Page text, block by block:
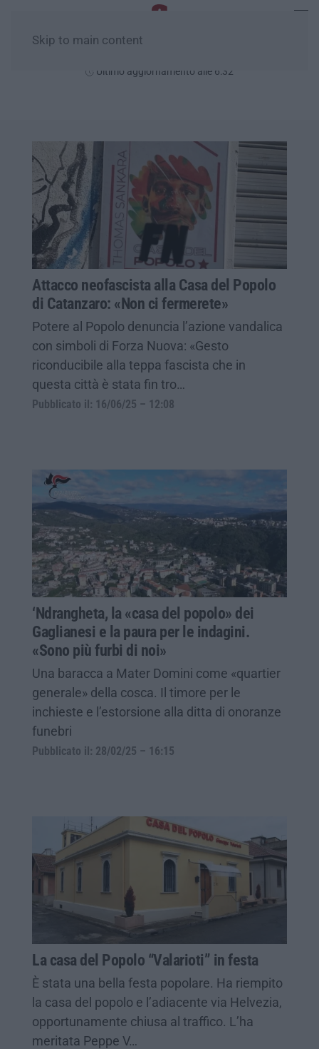
Skip to main content
Ultimo aggiornamento alle 6:32
Attacco neofascista alla Casa del Popolo
di Catanzaro: «Non ci fermerete»
Potere al Popolo denuncia l’azione vandalica
con simboli di Forza Nuova: «Gesto
riconducibile alla teppa fascista che in
questa città è stata fin tro…
Pubblicato il: 16/06/25 – 12:08
‘Ndrangheta, la «casa del popolo» dei
Gaglianesi e la paura per le indagini.
«Sono più furbi di noi»
Una baracca a Mater Domini come «quartier
generale» della cosca. Il timore per le
inchieste e l’estorsione alla ditta di onoranze
funebri
Pubblicato il: 28/02/25 – 16:15
La casa del Popolo “Valarioti” in festa
È stata una bella festa popolare. Ha riempito
la casa del popolo e l’adiacente via Helvezia,
opportunamente chiusa al traffico. L’ha
meritata Peppe V…